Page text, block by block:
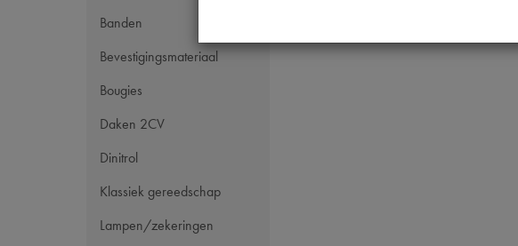
Banden
Bevestigingsmateriaal
Bougies
Daken 2CV
Dinitrol
Klassiek gereedschap
Lampen/zekeringen